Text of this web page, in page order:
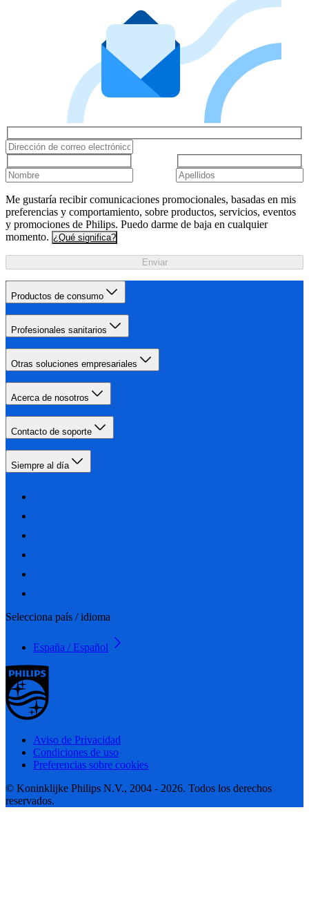
Me gustaría recibir comunicaciones promocionales, basadas en mis
preferencias y comportamiento, sobre productos, servicios, eventos
y promociones de Philips. Puedo darme de baja en cualquier
momento. ¿Qué significa?
Enviar
Productos de consumo
Profesionales sanitarios
Otras soluciones empresariales
Acerca de nosotros
Contacto de soporte
Siempre al día
Selecciona país / idioma
España / Español
Aviso de Privacidad
Condiciones de uso
Preferencias sobre cookies
© Koninklijke Philips N.V., 2004 - 2026. Todos los derechos
reservados.